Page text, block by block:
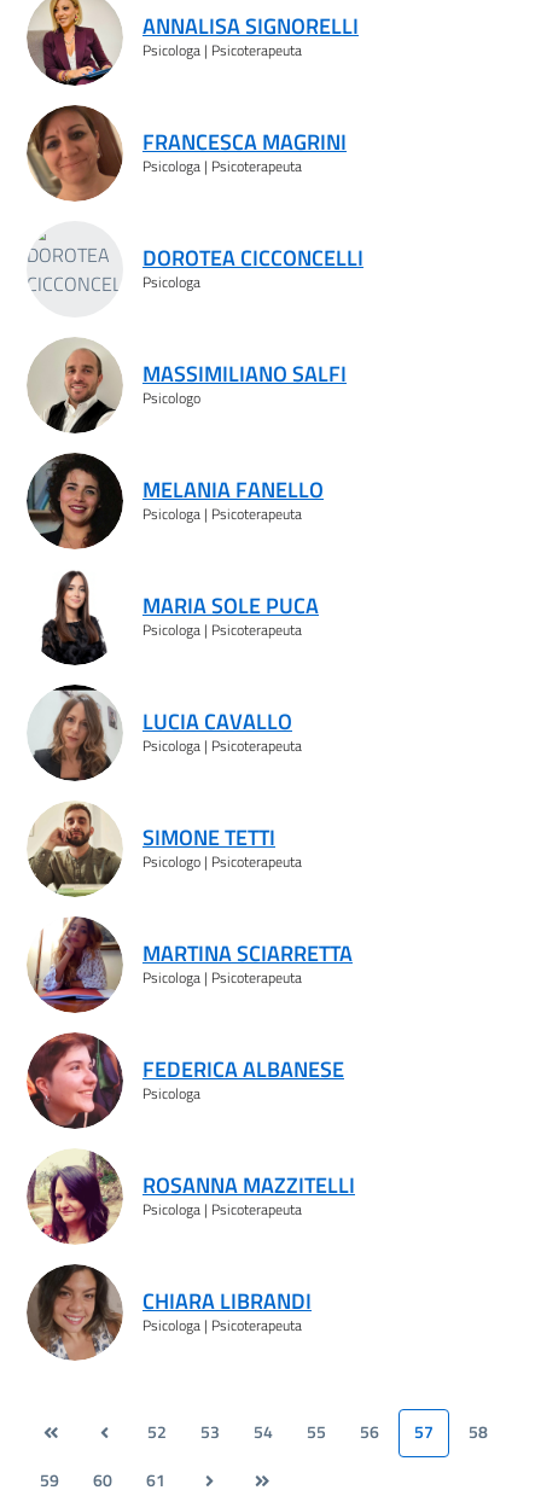
ANNALISA SIGNORELLI
Psicologa | Psicoterapeuta
FRANCESCA MAGRINI
Psicologa | Psicoterapeuta
DOROTEA CICCONCELLI
Psicologa
MASSIMILIANO SALFI
Psicologo
MELANIA FANELLO
Psicologa | Psicoterapeuta
MARIA SOLE PUCA
Psicologa | Psicoterapeuta
LUCIA CAVALLO
Psicologa | Psicoterapeuta
SIMONE TETTI
Psicologo | Psicoterapeuta
MARTINA SCIARRETTA
Psicologa | Psicoterapeuta
FEDERICA ALBANESE
Psicologa
ROSANNA MAZZITELLI
Psicologa | Psicoterapeuta
CHIARA LIBRANDI
Psicologa | Psicoterapeuta
52 53 54 55 56 57
58
59
60 61